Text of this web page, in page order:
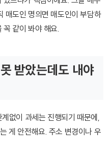
매도인 명의면 매도인이 부담하
꼭 같이 봐야 해요.
받았는데도 내야
없이 과세는 진행되기 때문에,
게 안전해요. 주소 변경이나 우